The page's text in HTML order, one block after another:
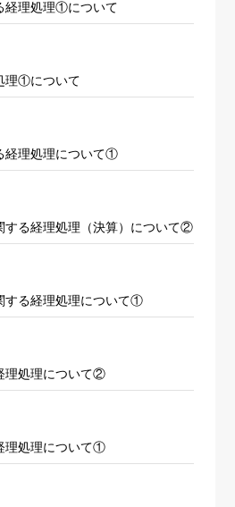
経理処理①について
理①について
経理処理について①
する経理処理（決算）について②
する経理処理について①
理処理について②
理処理について①